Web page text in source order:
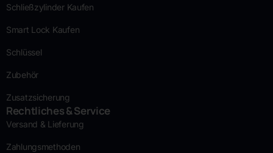
Schließzylinder Kaufen
Smart Lock Kaufen
Schlüssel
Zubehör
Zusatzsicherung
Rechtliches & Service
Versand & Lieferung
Zahlungsmethoden